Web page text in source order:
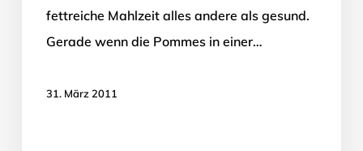
fettreiche Mahlzeit alles andere als gesund.
Gerade wenn die Pommes in einer…
31. März 2011